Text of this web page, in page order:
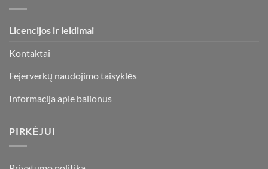
Licencijos ir leidimai
Kontaktai
Fejerverkų naudojimo taisyklės
Informacija apie balionus
PIRKĖJUI